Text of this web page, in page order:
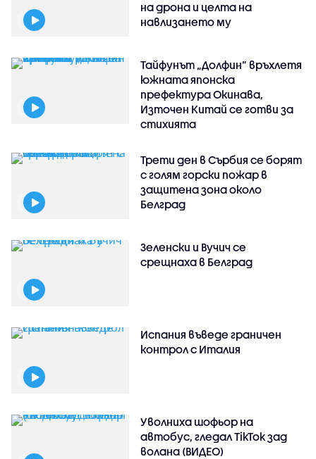
на дрона и целта на
навлизането му
Тайфунът „Долфин” връхлетя
южната японска
префектура Окинава,
Източен Китай се готви за
стихията
Трети ден в Сърбия се борят
с голям горски пожар в
защитена зона около
Белград
Зеленски и Вучич се
срещнаха в Белград
Испания въведе граничен
контрол с Италия
Уволниха шофьор на
автобус, гледал TikTok зад
волана (ВИДЕО)